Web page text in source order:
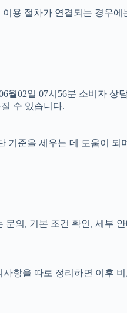
용 절차가 연결되는 경우에
월02일 07시56분 소비자 상
수 있습니다.
기준을 세우는 데 도움이 되
의, 기본 조건 확인, 세부
항을 따로 정리하면 이후